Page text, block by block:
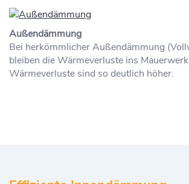
Außendämmung
Bei herkömmlicher Außendämmung
bleiben die Wärmeverluste ins
Wärmeverluste sind so deutlich höher.